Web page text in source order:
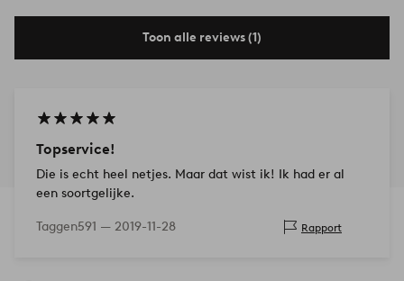
Toon alle reviews (1)
Topservice!
Die is echt heel netjes. Maar dat wist ik! Ik had er al
een soortgelijke.
Taggen591 — 2019-11-28 Rapport